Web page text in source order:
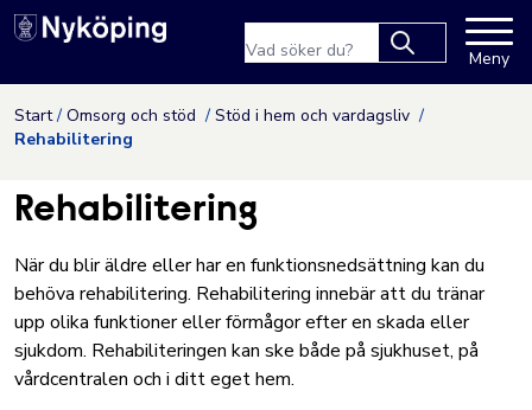
Hoppa till innehåll
Nyköpings kommuns
results.
Meny
Start Omsorg och stöd
Stöd i hem och vardagsliv
Rehabilitering
Rehabilitering
När du blir äldre eller har en funktionsnedsättning kan du
behöva rehabilitering. Rehabilitering innebär att du tränar
upp olika funktioner eller förmågor efter en skada eller
sjukdom. Rehabiliteringen kan ske både på sjukhuset, på
vårdcentralen och i ditt eget hem.